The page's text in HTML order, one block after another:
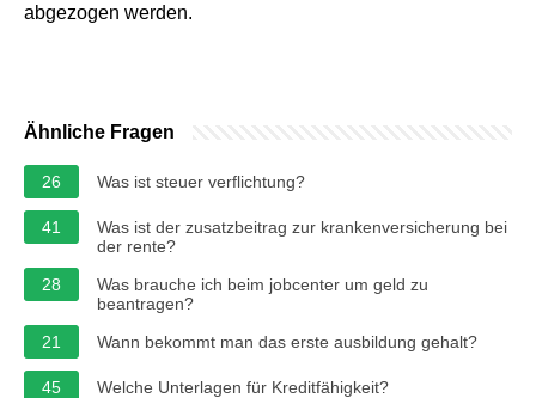
abgezogen werden.
Ähnliche Fragen
26 Was ist steuer verflichtung?
41
Was ist der zusatzbeitrag zur krankenversicherung bei
der rente?
28
Was brauche ich beim jobcenter um geld zu
beantragen?
21
Wann bekommt man das erste ausbildung gehalt?
45 Welche Unterlagen für Kreditfähigkeit?